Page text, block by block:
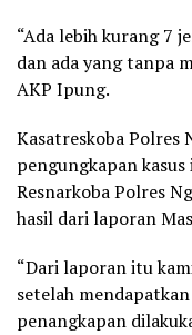
“Ada lebih kurang 7
dan ada yang tanpa
AKP Ipung.
Kasatreskoba Polres
pengungkapan
Resnarkoba Polres
hasil dari laporan
“Dari laporan itu
setelah
penangkapan